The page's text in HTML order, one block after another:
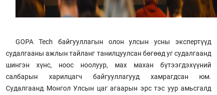
GOPA Tech байгууллагын олон улсын усны экспертүүд
судалгааны ажлын тайланг танилцуулсан бөгөөд уг судалгаанд
шингэн хүнс, ноос ноолуур, мах махан бүтээгдэхүүний
салбарын харилцагч байгууллагууд хамрагдсан юм.
Судалгаанд Монгол Улсын цаг агаарын эрс тэс уур амьсгалд